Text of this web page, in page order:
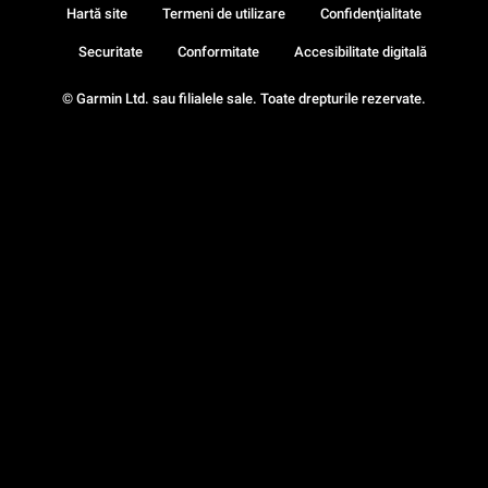
© Garmin Ltd. sau filialele sale. Toate drepturile rezervate.
Hartă site Termeni de utilizare Confidenţialitate
Securitate Conformitate Accesibilitate digitală